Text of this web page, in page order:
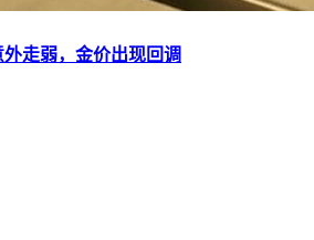
走弱，金价出现回调